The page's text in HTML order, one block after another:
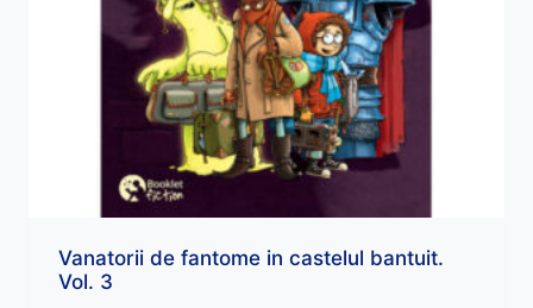
Vanatorii de fantome in castelul bantuit.
Vol. 3